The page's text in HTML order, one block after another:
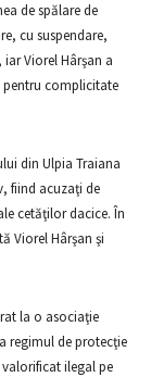
de spălare de
cu suspendare,
Viorel Hârşan a
pentru complicitate
din Ulpia Traiana
fiind acuzaţi de
cetăţilor dacice. În
Viorel Hârşan şi
la o asociaţie
regimul de protecţie
ilegal pe